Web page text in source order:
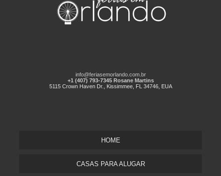
info@feriasemorlando.com.br
+1 (407) 793-7345 Rosane Martins
5115 Crown Haven Dr., Kissimmee, FL 34746, EUA
HOME
CASAS PARA ALUGAR